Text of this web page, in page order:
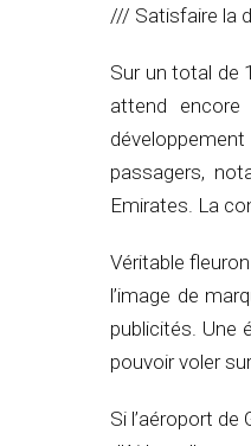
/// Satisfaire la
Sur un total de
attend
passagers,
Emirates. La
Véritable
l’image de
publicités. Une
pouvoir voler
Si l’aéroport